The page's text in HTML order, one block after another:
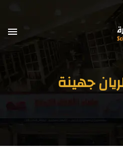
جهينة